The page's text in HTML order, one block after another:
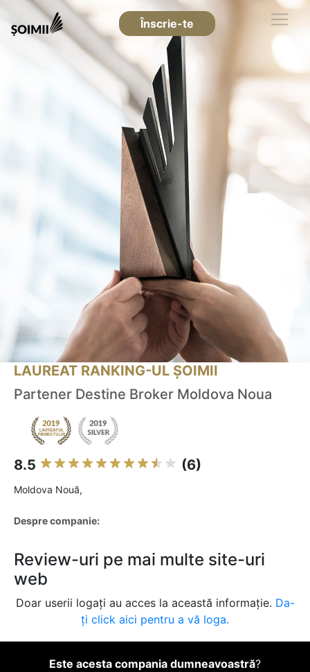
Înscrie-te
LAUREAT RANKING-UL ȘOIMII
Partener Destine Broker Moldova Noua
8.5 (6)
Moldova Nouă,
Despre companie:
Review-uri pe mai multe site-uri
web
Doar userii logați au acces la această informație. Da-
ți click aici pentru a vă loga.
Este acesta compania dumneavoastră?